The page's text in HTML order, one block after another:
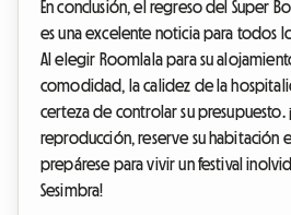
En conclusión, el regreso del Super
es una excelente noticia para todos
Al elegir Roomlala para su
comodidad, la calidez de la
certeza de controlar su presupuesto.
reproducción, reserve su habitación
prepárese para vivir un festival
Sesimbra!